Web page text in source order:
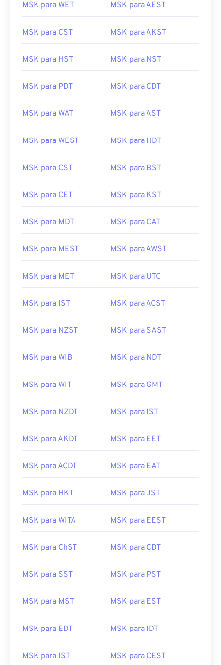
MSK para WET MSK para AEST
MSK para CST MSK para AKST
MSK para HST MSK para NST
MSK para PDT MSK para CDT
MSK para WAT MSK para AST
MSK para WEST MSK para HDT
MSK para CST MSK para BST
MSK para CET MSK para KST
MSK para MDT MSK para CAT
MSK para MEST MSK para AWST
MSK para MET MSK para UTC
MSK para IST MSK para ACST
MSK para NZST MSK para SAST
MSK para WIB MSK para NDT
MSK para WIT MSK para GMT
MSK para NZDT MSK para IST
MSK para AKDT MSK para EET
MSK para ACDT MSK para EAT
MSK para HKT MSK para JST
MSK para WITA MSK para EEST
MSK para ChST MSK para CDT
MSK para SST MSK para PST
MSK para MST MSK para EST
MSK para EDT MSK para IDT
MSK para IST MSK para CEST